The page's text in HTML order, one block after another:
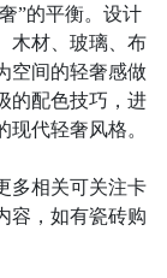
”的平衡。设计
木材、玻璃、布
空间的轻奢感做
的配色技巧，进
代轻奢风格。
多相关可关注卡
容，如有瓷砖购